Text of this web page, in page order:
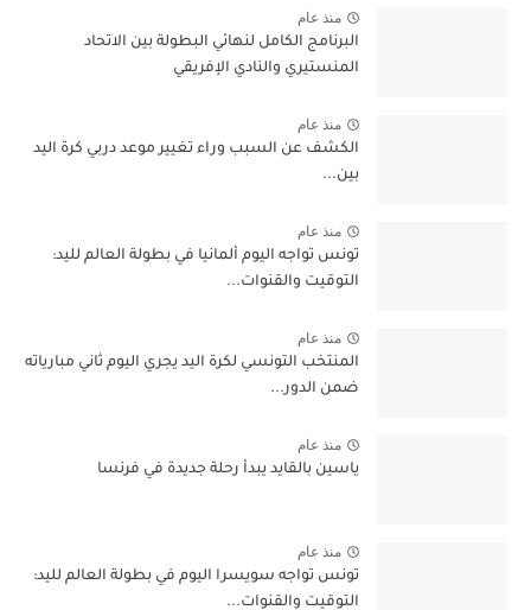
منذ عام
البرنامج الكامل لنهائي البطولة بين الاتحاد
المنستيري والنادي الإفريقي
منذ عام
الكشف عن السبب وراء تغيير موعد دربي كرة اليد
بين...
منذ عام
تونس تواجه اليوم ألمانيا في بطولة العالم لليد:
التوقيت والقنوات...
منذ عام
المنتخب التونسي لكرة اليد يجري اليوم ثاني مبارياته
ضمن الدور...
منذ عام
ياسين بالقايد يبدأ رحلة جديدة في فرنسا
منذ عام
تونس تواجه سويسرا اليوم في بطولة العالم لليد:
التوقيت والقنوات...